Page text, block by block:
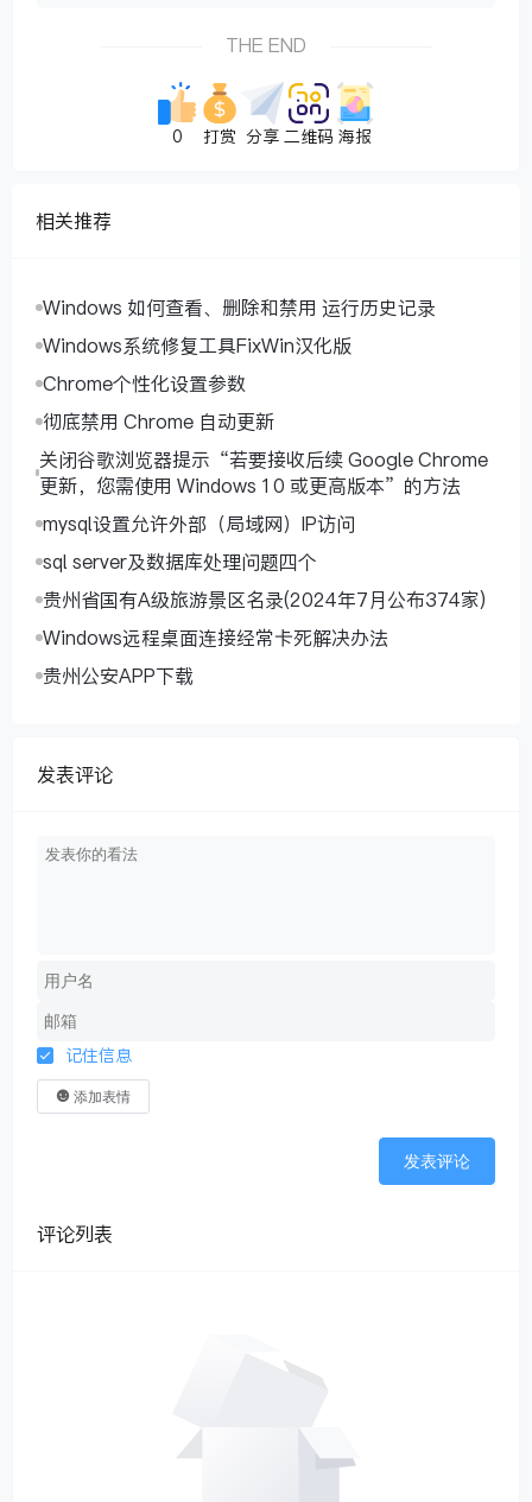
THE END
0 打赏 分享 二维码 海报
相关推荐
Windows 如何查看、删除和禁用 运行历史记录
Windows系统修复工具FixWin汉化版
Chrome个性化设置参数
彻底禁用 Chrome 自动更新
关闭谷歌浏览器提示“若要接收后续 Google Chrome
更新，您需使用 Windows 10 或更高版本”的方法
mysql设置允许外部（局域网）IP访问
sql server及数据库处理问题四个
贵州省国有A级旅游景区名录(2024年7月公布374家)
Windows远程桌面连接经常卡死解决办法
贵州公安APP下载
发表评论
记住信息
添加表情
发表评论
评论列表